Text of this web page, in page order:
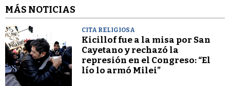
MÁS NOTICIAS
CITA RELIGIOSA
Kicillof fue a la misa por San
Cayetano y rechazó la
represión en el Congreso: “El
lío lo armó Milei”